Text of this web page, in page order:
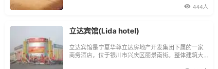
444人
立达宾馆(Lida hotel)
立达宾馆是宁夏华尊立达房地产开发集团下属的一家
商务酒店，位于银川市兴庆区丽景南街。整体建筑大